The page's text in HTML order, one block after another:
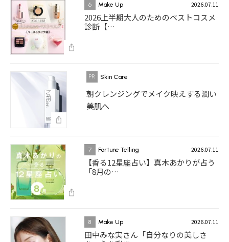
6 Make Up 2026.07.11
2026上半期大人のためのベストコスメ
診断【…
Skin Care
朝クレンジングでメイク映えする潤い
美肌へ
7 Fortune Telling 2026.07.11
【香る12星座占い】真木あかりが占う
「8月の…
8 Make Up 2026.07.11
田中みな実さん「自分なりの美しさ